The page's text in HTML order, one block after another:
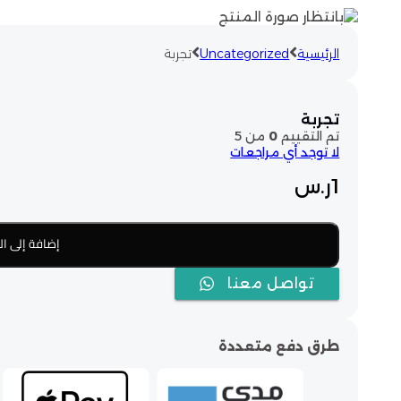
الرئيسية Uncategorized تجربة
تجربة
تم التقييم 0 من 5
لا توجد أي مراجعات
1ر.س
إضافة إلى
تواصل معنا
طرق دفع متعددة